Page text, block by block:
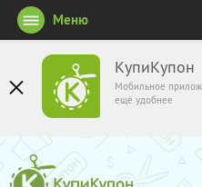
КупиКупон
Мобильное
ещё удобнее
Меню